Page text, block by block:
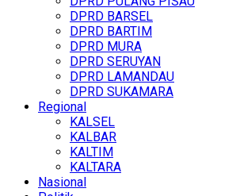
DPRD BARSEL
DPRD BARTIM
DPRD MURA
DPRD SERUYAN
DPRD LAMANDAU
DPRD SUKAMARA
Regional
KALSEL
KALBAR
KALTIM
KALTARA
Nasional